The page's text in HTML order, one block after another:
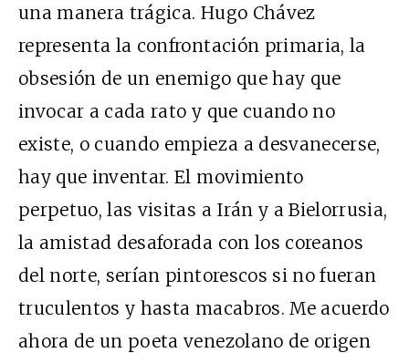
una manera trágica. Hugo Chávez
representa la confrontación primaria, la
obsesión de un enemigo que hay que
invocar a cada rato y que cuando no
existe, o cuando empieza a desvanecerse,
hay que inventar. El movimiento
perpetuo, las visitas a Irán y a Bielorrusia,
la amistad desaforada con los coreanos
del norte, serían pintorescos si no fueran
truculentos y hasta macabros. Me acuerdo
ahora de un poeta venezolano de origen